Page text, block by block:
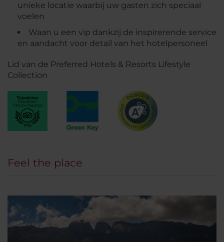
unieke locatie waarbij uw gasten zich speciaal
voelen
Waan u een vip dankzij de inspirerende service
en aandacht voor detail van het hotelpersoneel
Lid van de Preferred Hotels & Resorts Lifestyle
Collection
Feel the place